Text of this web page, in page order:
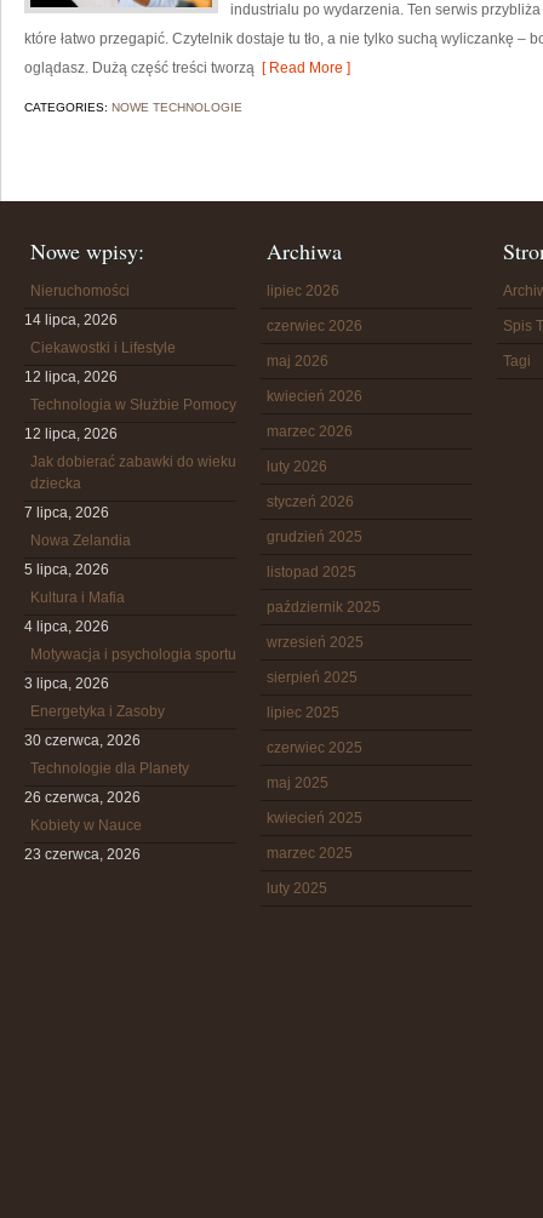
industrialu po wydarzenia. Ten serwis
które łatwo przegapić. Czytelnik dostaje tu tło, a nie tylko suchą wyliczankę –
oglądasz. Dużą część treści tworzą [ Read More ]
CATEGORIES: NOWE TECHNOLOGIE
Nowe wpisy:
Nieruchomości
14 lipca, 2026
Ciekawostki i Lifestyle
12 lipca, 2026
Technologia w Służbie Pomocy
12 lipca, 2026
Jak dobierać zabawki do wieku
dziecka
7 lipca, 2026
Nowa Zelandia
5 lipca, 2026
Kultura i Mafia
4 lipca, 2026
Motywacja i psychologia sportu
3 lipca, 2026
Energetyka i Zasoby
30 czerwca, 2026
Technologie dla Planety
26 czerwca, 2026
Kobiety w Nauce
23 czerwca, 2026
Archiwa
lipiec 2026
czerwiec 2026
maj 2026
kwiecień 2026
marzec 2026
luty 2026
styczeń 2026
grudzień 2025
listopad 2025
październik 2025
wrzesień 2025
sierpień 2025
lipiec 2025
czerwiec 2025
maj 2025
kwiecień 2025
marzec 2025
luty 2025
Spis
Tagi